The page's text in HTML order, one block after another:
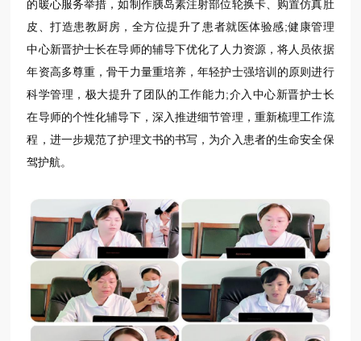
的暖心服务举措，如制作胰岛素注射部位轮换卡、购置仿真肚
皮、打造患教厨房，全方位提升了患者就医体验感;健康管理
中心新晋护士长在导师的辅导下优化了人力资源，将人员依据
年资高多尊重，骨干力量重培养，年轻护士强培训的原则进行
科学管理，极大提升了团队的工作能力;介入中心新晋护士长
在导师的个性化辅导下，深入推进细节管理，重新梳理工作流
程，进一步规范了护理文书的书写，为介入患者的生命安全保
驾护航。